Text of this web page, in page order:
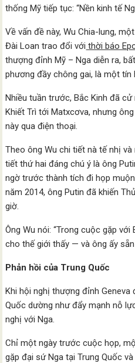
thống Mỹ tiếp tục: “Nền kinh tế
Về vấn đề này, Wu Chia-lung,
Đài Loan trao đổi với thời báo
thượng đỉnh Mỹ – Nga diễn ra,
phương đầy chông gai, là một tín
Nhiều tuần trước, Bắc Kinh đã
Khiết Trì tới Matxcơva, nhưng
này qua điện thoại.
Theo ông Wu chi tiết nà tế nhị
tiết thứ hai đáng chú ý là ông
ngờ trước thành tích đi họp
năm 2014, ông Putin đã khiến
giờ.
Ông Wu nói: “Trong cuộc gặp
cho thế giới thấy — và ông ấy
Phản hồi của Trung Quốc
Khi hội nghị thượng đỉnh Geneva
Quốc dường như đẩy mạnh nỗ
nghị với Nga.
Chỉ một ngày trước cuộc họp,
gặp đại sứ Nga tại Trung Quốc